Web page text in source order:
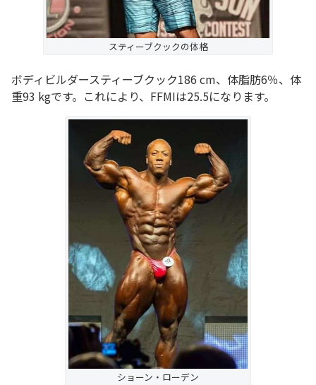
スティーブクックの体格
ボディビルダースティーブクック186 cm、体脂肪6％、体
重93 kgです。これにより、FFMIは25.5になります。
ショーン・ローデン